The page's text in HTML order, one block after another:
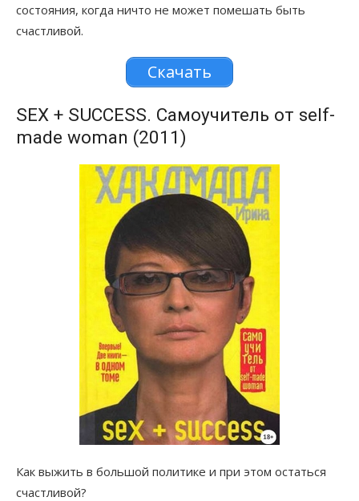
состояния, когда ничто не может помешать быть
счастливой.
Скачать
SEX + SUCCESS. Самоучитель от self-
made woman (2011)
Как выжить в большой политике и при этом остаться
счастливой?